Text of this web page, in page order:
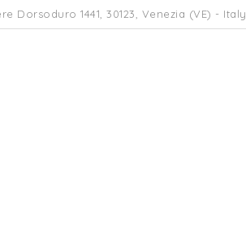
Dorsoduro 1441, 30123, Venezia (VE) - Italy